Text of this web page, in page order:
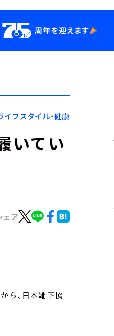
情報
イフスタイル・健康
いてい
ェア
ら、日本靴下協